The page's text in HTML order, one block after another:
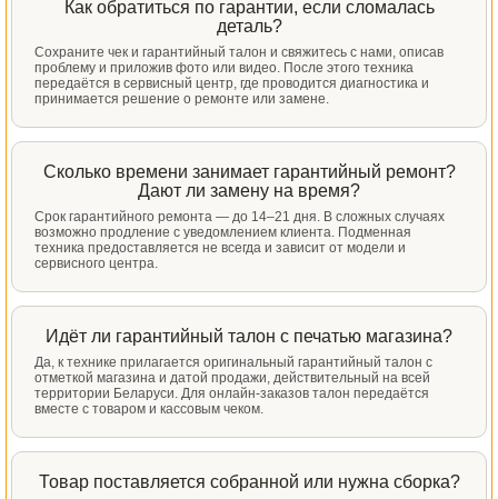
Как обратиться по гарантии, если сломалась
деталь?
Сохраните чек и гарантийный талон и свяжитесь с нами, описав
проблему и приложив фото или видео. После этого техника
передаётся в сервисный центр, где проводится диагностика и
принимается решение о ремонте или замене.
Сколько времени занимает гарантийный ремонт?
Дают ли замену на время?
Срок гарантийного ремонта — до 14–21 дня. В сложных случаях
возможно продление с уведомлением клиента. Подменная
техника предоставляется не всегда и зависит от модели и
сервисного центра.
Идёт ли гарантийный талон с печатью магазина?
Да, к технике прилагается оригинальный гарантийный талон с
отметкой магазина и датой продажи, действительный на всей
территории Беларуси. Для онлайн-заказов талон передаётся
вместе с товаром и кассовым чеком.
Товар поставляется собранной или нужна сборка?